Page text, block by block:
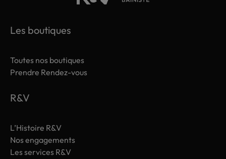
Les boutiques
Toutes nos boutiques
Prendre Rendez-vous
R&V
L’Histoire R&V
Nos engagements
Les services R&V